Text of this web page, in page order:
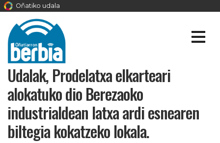
Oñatiko udala
Udalak, Prodelatxa elkarteari
alokatuko dio Berezaoko
industrialdean latxa ardi esnearen
biltegia kokatzeko lokala.